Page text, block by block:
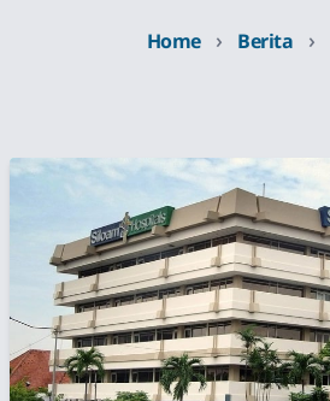
Home › Berita ›